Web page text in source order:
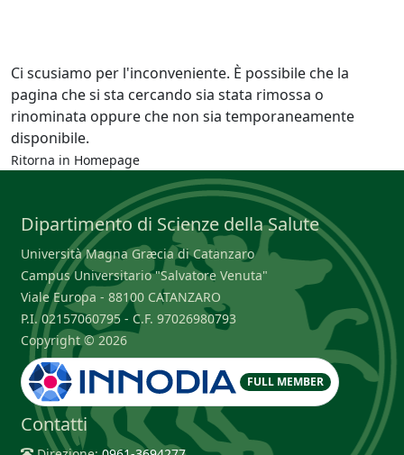
Ci scusiamo per l'inconveniente. È possibile che la
pagina che si sta cercando sia stata rimossa o
rinominata oppure che non sia temporaneamente
disponibile.
Ritorna in Homepage
Dipartimento di Scienze della Salute
Università Magna Græcia di Catanzaro
Campus Universitario "Salvatore Venuta"
Viale Europa - 88100 CATANZARO
P.I. 02157060795 - C.F. 97026980793
Copyright © 2026
FULL MEMBER
Contatti